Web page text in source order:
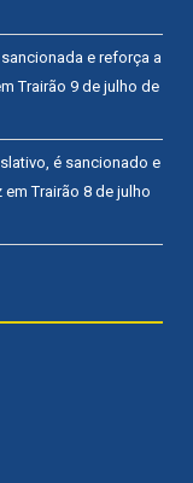
e reforça a
Trairão 9 de julho de
é sancionado e
Trairão 8 de julho